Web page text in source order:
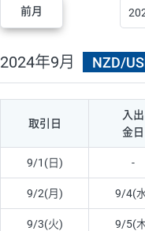
前月
2024年9月 NZD/
取引日
入出
金日
9/1(日) -
9/2(月) 9/4(
9/3(火) 9/5(